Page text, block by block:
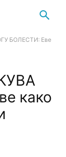
БОЛЕСТИ: Еве
како